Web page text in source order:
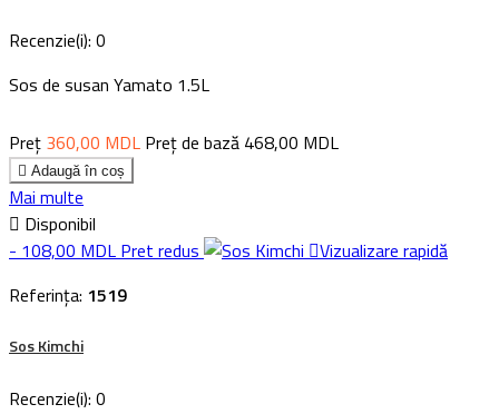
Recenzie(i): 0
Sos de susan Yamato 1.5L
Preț 360,00 MDL Preț de bază 468,00 MDL
 Adaugă în coș
Mai multe
 Disponibil
- 108,00 MDL Pret redus Vizualizare rapidă
Referința: 1519
Sos Kimchi
Recenzie(i): 0